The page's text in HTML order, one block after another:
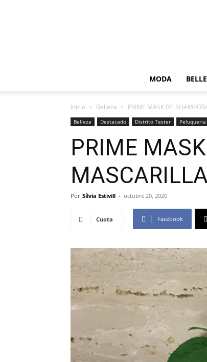
MODA
Inicio Belleza PRIME MASK DE
Belleza Destacado Distrito Tester Peluqueria
PRIME
Por Sílvia Estivill - octubre 20, 2020
Cuota Facebook